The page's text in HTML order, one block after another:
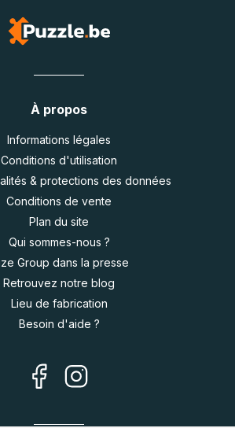
À propos
Informations légales
Conditions d'utilisation
& protections des données
Conditions de vente
Plan du site
Qui sommes-nous ?
Group dans la presse
Retrouvez notre blog
Lieu de fabrication
Besoin d'aide ?